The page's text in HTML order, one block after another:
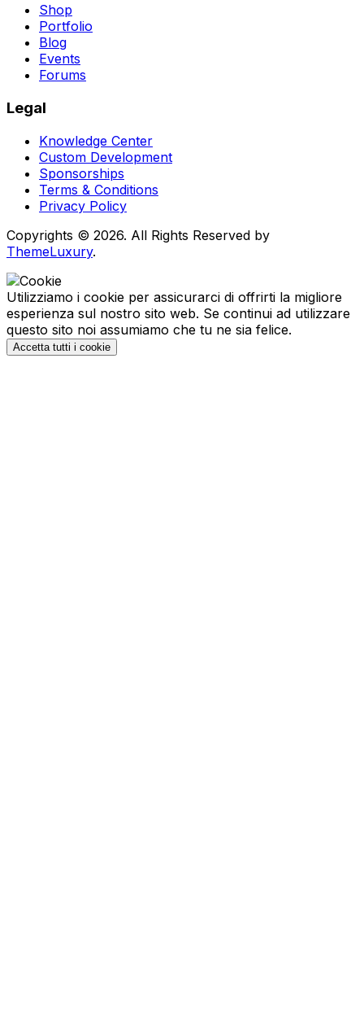
Shop
Portfolio
Blog
Events
Forums
Legal
Knowledge Center
Custom Development
Sponsorships
Terms & Conditions
Privacy Policy
Copyrights © 2026. All Rights Reserved by
ThemeLuxury.
Utilizziamo i cookie per assicurarci di offrirti la migliore
esperienza sul nostro sito web. Se continui ad utilizzare
questo sito noi assumiamo che tu ne sia felice.
Accetta tutti i cookie